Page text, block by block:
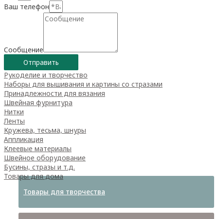
Ваш телефон
Сообщение
Отправить
Рукоделие и творчество
Наборы для вышивания и картины со стразами
Принадлежности для вязания
Швейная фурнитура
Нитки
Ленты
Кружева, тесьма, шнуры
Аппликация
Клеевые материалы
Швейное оборудование
Бусины, стразы и т.д.
Товары для дома
Товары для творчества